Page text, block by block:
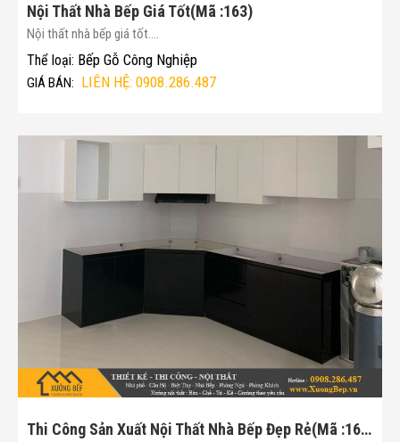
Nội Thất Nhà Bếp Giá Tốt(Mã :163)
Nội thất nhà bếp giá tốt....
Thể loại: Bếp Gỗ Công Nghiệp
GIÁ BÁN: LIÊN HỆ: 0908.286.487
Thi Công Sản Xuất Nội Thất Nhà Bếp Đẹp Rẻ(Mã :164)